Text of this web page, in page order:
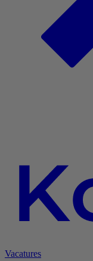
Vacatures